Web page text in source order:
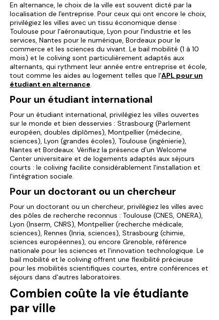
En alternance, le choix de la ville est souvent dicté par la
localisation de l'entreprise. Pour ceux qui ont encore le choix,
privilégiez les villes avec un tissu économique dense :
Toulouse pour l'aéronautique, Lyon pour l'industrie et les
services, Nantes pour le numérique, Bordeaux pour le
commerce et les sciences du vivant. Le bail mobilité (1 à 10
mois) et le coliving sont particulièrement adaptés aux
alternants, qui rythment leur année entre entreprise et école,
tout comme les aides au logement telles que l'APL pour un
étudiant en alternance.
Pour un étudiant international
Pour un étudiant international, privilégiez les villes ouvertes
sur le monde et bien desservies : Strasbourg (Parlement
européen, doubles diplômes), Montpellier (médecine,
sciences), Lyon (grandes écoles), Toulouse (ingénierie),
Nantes et Bordeaux. Vérifiez la présence d'un Welcome
Center universitaire et de logements adaptés aux séjours
courts : le coliving facilite considérablement l'installation et
l'intégration sociale.
Pour un doctorant ou un chercheur
Pour un doctorant ou un chercheur, privilégiez les villes avec
des pôles de recherche reconnus : Toulouse (CNES, ONERA),
Lyon (Inserm, CNRS), Montpellier (recherche médicale,
sciences), Rennes (Inria, sciences), Strasbourg (chimie,
sciences européennes), ou encore Grenoble, référence
nationale pour les sciences et l'innovation technologique. Le
bail mobilité et le coliving offrent une flexibilité précieuse
pour les mobilités scientifiques courtes, entre conférences et
séjours dans d'autres laboratoires.
Combien coûte la vie étudiante
par ville